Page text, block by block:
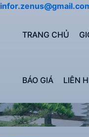
TRANG CHỦ
BÁO GIÁ LIÊN